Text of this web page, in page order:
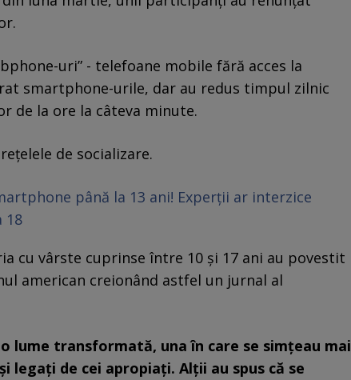
uri” - telefoane mobile fără acces la
smartphone-urile, dar au redus timpul zilnic
de la ore la câteva minute.
de socializare.
până la 13 ani! Experții ar interzice
18
cu vârste cuprinse între 10 și 17 ani au povestit
american creionând astfel un jurnal al
lume transformată, una în care se simțeau mai
legați de cei apropiați. Alții au spus că se